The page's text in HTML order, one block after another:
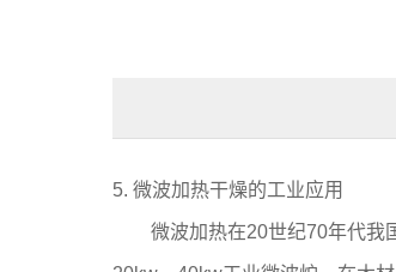
5. 微波加热干燥的工业应用
微波加热在20世纪70年代我国